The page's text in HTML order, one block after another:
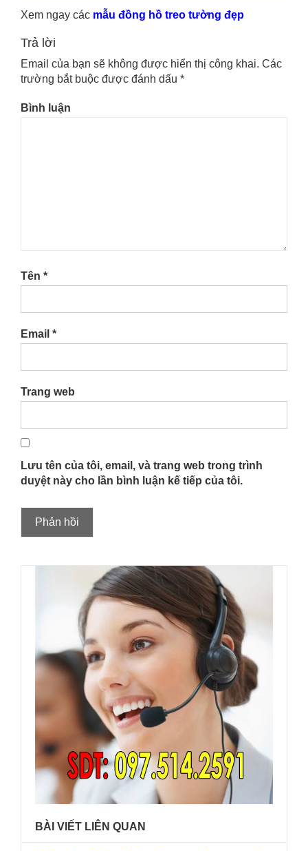
Xem ngay các mẫu đồng hồ treo tường đẹp
Trả lời
Email của bạn sẽ không được hiển thị công khai. Các
trường bắt buộc được đánh dấu *
Bình luận
Tên *
Email *
Trang web
Lưu tên của tôi, email, và trang web trong trình
duyệt này cho lần bình luận kế tiếp của tôi.
BÀI VIẾT LIÊN QUAN